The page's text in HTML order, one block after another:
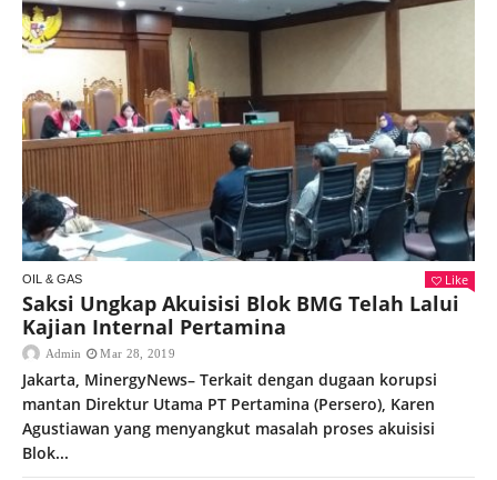
OIL & GAS Like
Saksi Ungkap Akuisisi Blok BMG Telah Lalui
Kajian Internal Pertamina
Admin Mar 28, 2019
Jakarta, MinergyNews– Terkait dengan dugaan korupsi
mantan Direktur Utama PT Pertamina (Persero), Karen
Agustiawan yang menyangkut masalah proses akuisisi
Blok...